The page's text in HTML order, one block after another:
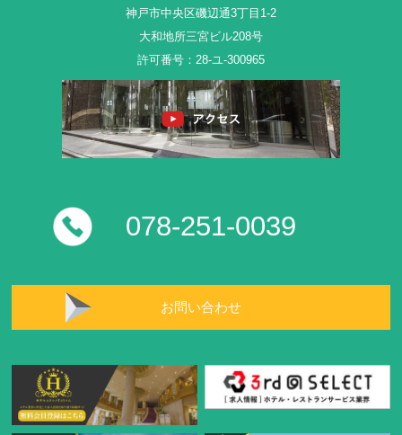
神戸市中央区磯辺通3丁目1-2
大和地所三宮ビル208号
許可番号：28-ユ-300965
078-251-0039
お問い合わせ